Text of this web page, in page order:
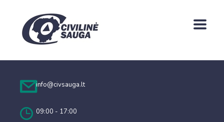
info@civsauga.lt
09:00 - 17:00